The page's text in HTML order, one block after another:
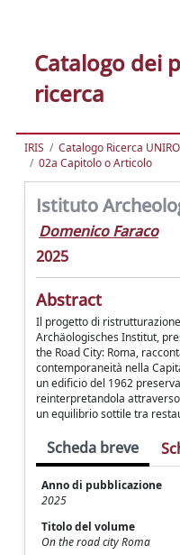
Catalogo dei
ricerca
IRIS Catalogo Ricerca
02a Capitolo o Articolo
Istituto
Domenico Faraco
2025
Abstract
Il progetto di
Archäologisches Institut,
the Road City: Roma,
contemporaneità nella
un edificio del 1962
reinterpretandola
un equilibrio sottile tra
Scheda breve
Anno di pubblicazione
2025
Titolo del volume
On the road city Roma